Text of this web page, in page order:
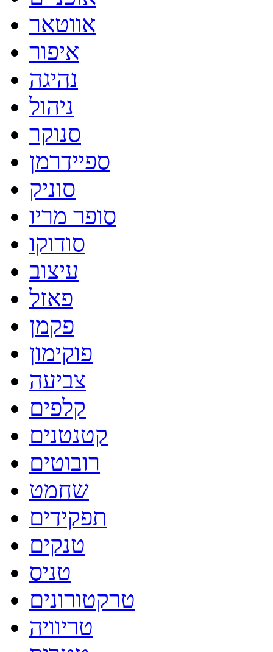
אווטאר
איפור
נהיגה
ניהול
סנוקר
ספיידרמן
סוניק
סופר מריו
סודוקו
עיצוב
פאזל
פקמן
פוקימון
צביעה
קלפים
קטנטנים
רובוטים
שחמט
תפקידים
טנקים
טניס
טרקטורונים
טריוויה